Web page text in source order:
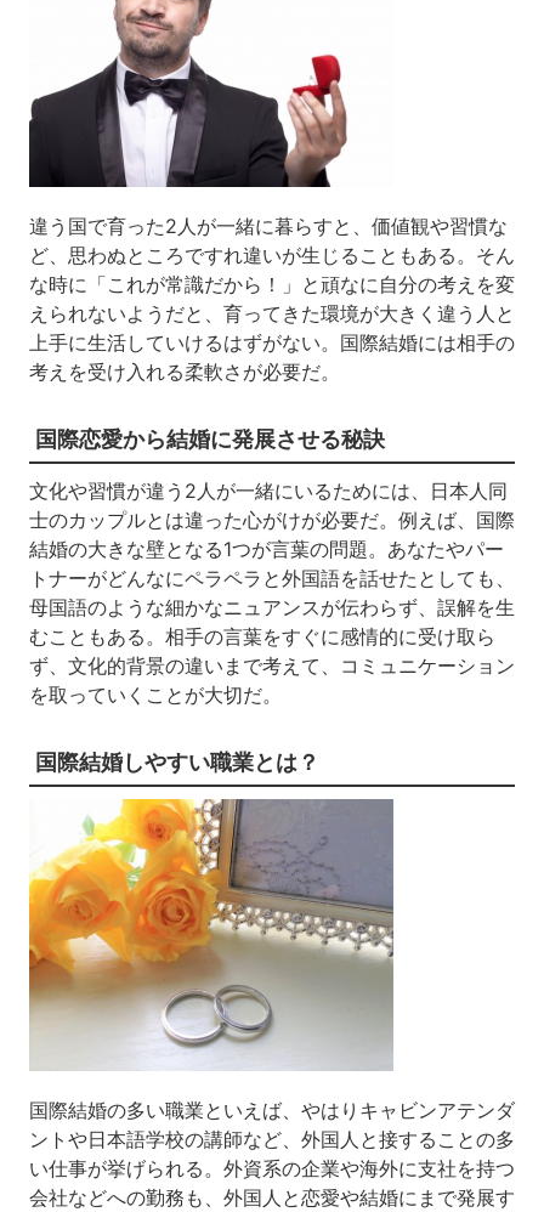
違う国で育った2人が一緒に暮らすと、価値観や習慣な
ど、思わぬところですれ違いが生じることもある。そん
な時に「これが常識だから！」と頑なに自分の考えを変
えられないようだと、育ってきた環境が大きく違う人と
上手に生活していけるはずがない。国際結婚には相手の
考えを受け入れる柔軟さが必要だ。
国際恋愛から結婚に発展させる秘訣
文化や習慣が違う2人が一緒にいるためには、日本人同
士のカップルとは違った心がけが必要だ。例えば、国際
結婚の大きな壁となる1つが言葉の問題。あなたやパー
トナーがどんなにペラペラと外国語を話せたとしても、
母国語のような細かなニュアンスが伝わらず、誤解を生
むこともある。相手の言葉をすぐに感情的に受け取ら
ず、文化的背景の違いまで考えて、コミュニケーション
を取っていくことが大切だ。
国際結婚しやすい職業とは？
国際結婚の多い職業といえば、やはりキャビンアテンダ
ントや日本語学校の講師など、外国人と接することの多
い仕事が挙げられる。外資系の企業や海外に支社を持つ
会社などへの勤務も、外国人と恋愛や結婚にまで発展す